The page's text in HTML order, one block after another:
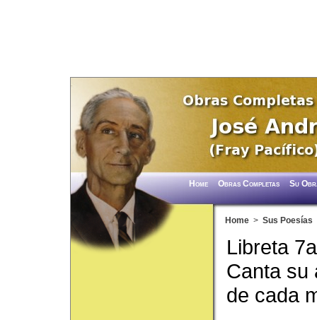
Home Obras Completas Su
Home > Sus Poesías
Libreta
Canta su
de cada